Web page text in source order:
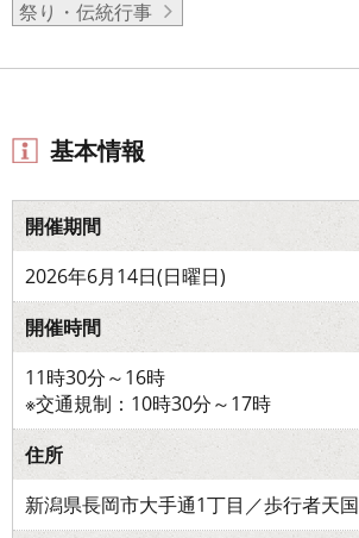
祭り・伝統行事
基本情報
開催期間
2026年6月14日(日曜日)
開催時間
11時30分～16時
※交通規制：10時30分～17時
住所
新潟県長岡市大手通1丁目／歩行者天国